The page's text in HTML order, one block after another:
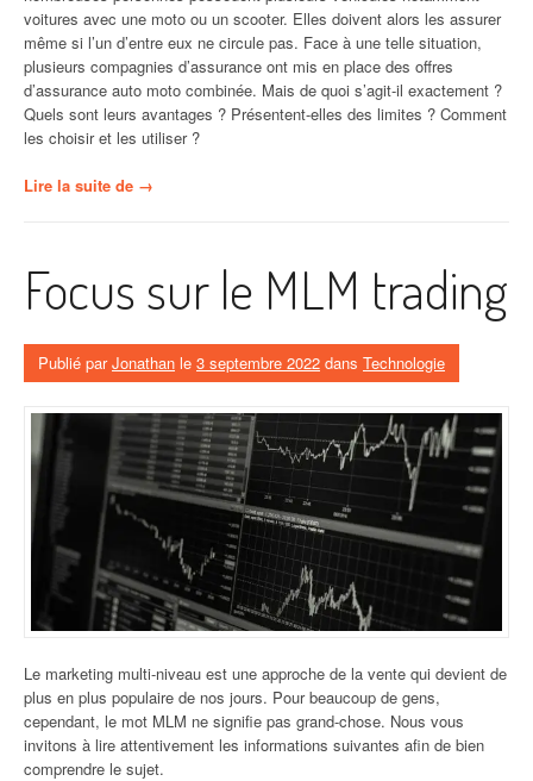
voitures avec une moto ou un scooter. Elles doivent alors les assurer
même si l’un d’entre eux ne circule pas. Face à une telle situation,
plusieurs compagnies d’assurance ont mis en place des offres
d’assurance auto moto combinée. Mais de quoi s’agit-il exactement ?
Quels sont leurs avantages ? Présentent-elles des limites ? Comment
les choisir et les utiliser ?
Lire la suite de « Assurance
définition,
avantages
critères
de
→
Focus sur le MLM trading
Publié parJonathan le 3 septembre 2022 dans Technologie
Le marketing multi-niveau est une approche de la vente qui devient de
plus en plus populaire de nos jours. Pour beaucoup de gens,
cependant, le mot MLM ne signifie pas grand-chose. Nous vous
invitons à lire attentivement les informations suivantes afin de bien
comprendre le sujet.